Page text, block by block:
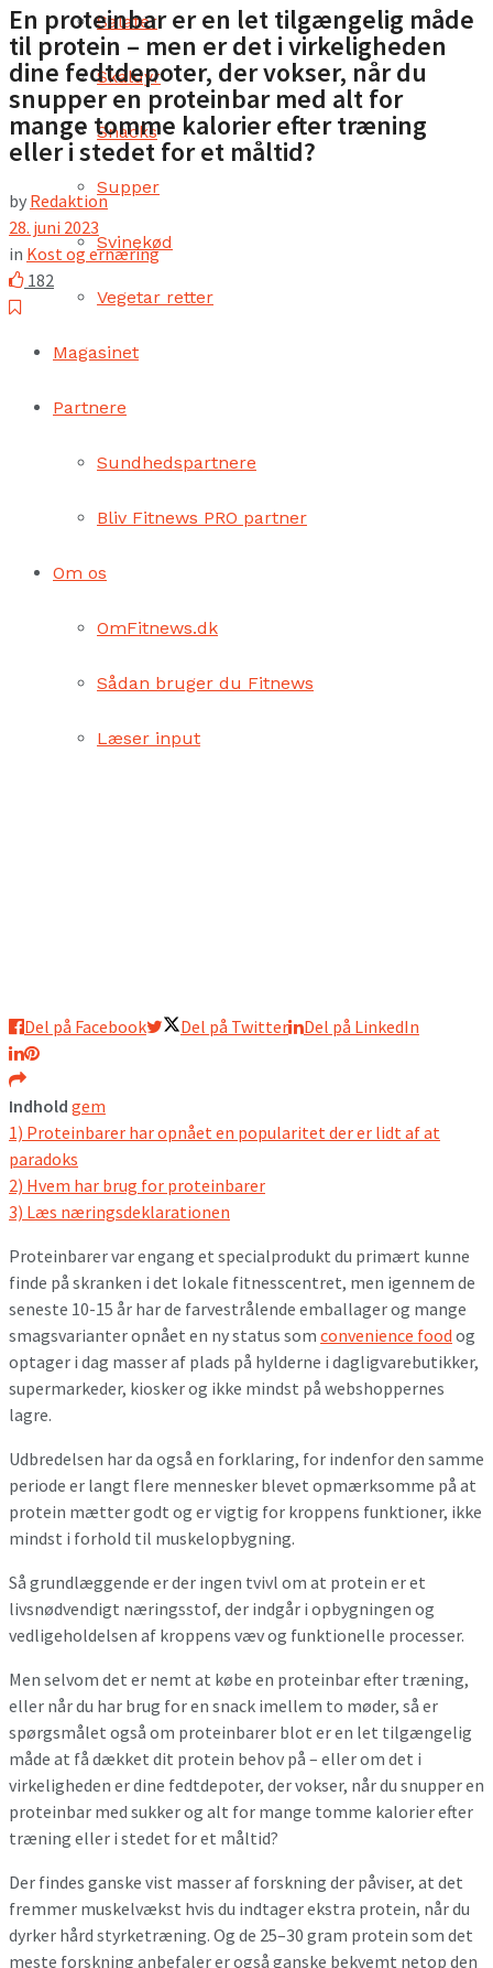
Salater
Skaldyr
Snacks
Supper
Svinekød
Vegetar retter
Magasinet
Partnere
Sundhedspartnere
Bliv Fitnews PRO partner
Om os
OmFitnews.dk
Sådan bruger du Fitnews
Læser input
En proteinbar er en let tilgængelig måde
til protein – men er det i virkeligheden
dine fedtdepoter, der vokser, når du
snupper en proteinbar med alt for
mange tomme kalorier efter træning
eller i stedet for et måltid?
by Redaktion
28. juni 2023
in Kost og ernæring
182
Del på Facebook Del på Twitter Del på LinkedIn
Indhold gem
1) Proteinbarer har opnået en popularitet der er lidt af at
paradoks
2) Hvem har brug for proteinbarer
3) Læs næringsdeklarationen
Proteinbarer var engang et specialprodukt du primært kunne
finde på skranken i det lokale fitnesscentret, men igennem de
seneste 10-15 år har de farvestrålende emballager og mange
smagsvarianter opnået en ny status som convenience food og
optager i dag masser af plads på hylderne i dagligvarebutikker,
supermarkeder, kiosker og ikke mindst på webshoppernes
lagre.
Udbredelsen har da også en forklaring, for indenfor den samme
periode er langt flere mennesker blevet opmærksomme på at
protein mætter godt og er vigtig for kroppens funktioner, ikke
mindst i forhold til muskelopbygning.
Så grundlæggende er der ingen tvivl om at protein er et
livsnødvendigt næringsstof, der indgår i opbygningen og
vedligeholdelsen af kroppens væv og funktionelle processer.
Men selvom det er nemt at købe en proteinbar efter træning,
eller når du har brug for en snack imellem to møder, så er
spørgsmålet også om proteinbarer blot er en let tilgængelig
måde at få dækket dit protein behov på – eller om det i
virkeligheden er dine fedtdepoter, der vokser, når du snupper en
proteinbar med sukker og alt for mange tomme kalorier efter
træning eller i stedet for et måltid?
Der findes ganske vist masser af forskning der påviser, at det
fremmer muskelvækst hvis du indtager ekstra protein, når du
dyrker hård styrketræning. Og de 25–30 gram protein som det
meste forskning anbefaler er også ganske bekvemt netop den